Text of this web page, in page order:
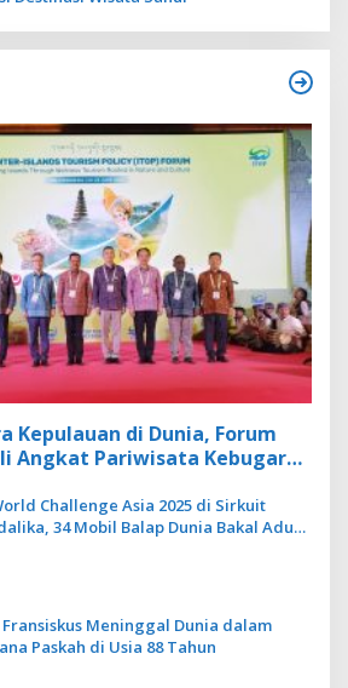
Kepulauan di Dunia, Forum
Angkat Pariwisata Kebugaran
Challenge Asia 2025 di Sirkuit
34 Mobil Balap Dunia Bakal Adu
Fransiskus Meninggal Dunia dalam
Paskah di Usia 88 Tahun